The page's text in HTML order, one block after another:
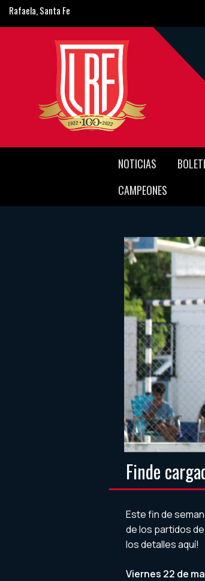
Rafaela, Santa Fe
NOTICIAS
CAMPEONES
Finde
Este fin de
de los partidos
los detalles aquí!
Viernes 22 de